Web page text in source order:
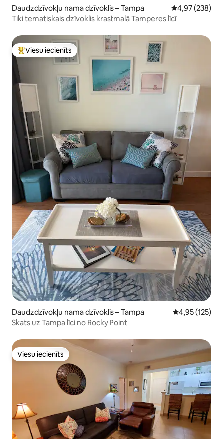
Daudzdzīvokļu nama dzīvoklis – Tampa Vidējais
4,97 (238)
Tiki tematiskais dzīvoklis krastmalā Tamperes līcī
Populārs viesu iecienīts mājoklis
Viesu iecienīts
Daudzdzīvokļu nama dzīvoklis – Tampa Vidējais
4,95 (125)
Skats uz Tampa līci no Rocky Point
Viesu iecienīts
Viesu iecienīts